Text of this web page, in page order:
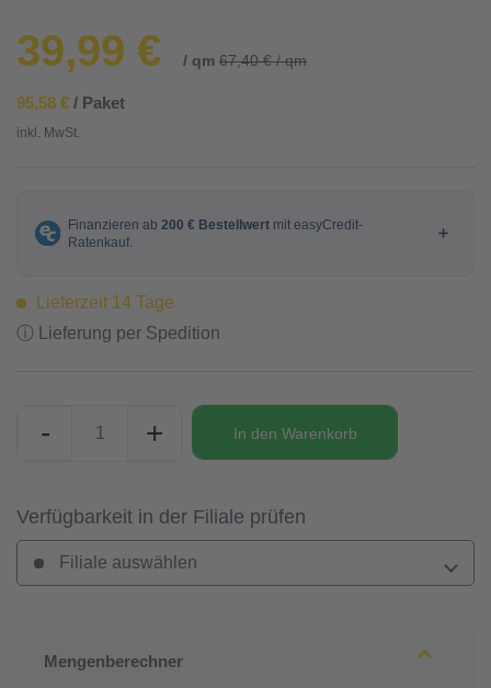
39,99 € / qm 67,40 € / qm
95,58 € / Paket
inkl. MwSt.
Lieferzeit 14 Tage
ⓘ Lieferung per Spedition
- + In den Warenkorb
Verfügbarkeit in der Filiale prüfen
Filiale auswählen
Mengenberechner